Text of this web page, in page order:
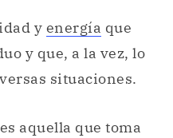
y energía que
y que, a la vez, lo
situaciones.
aquella que toma